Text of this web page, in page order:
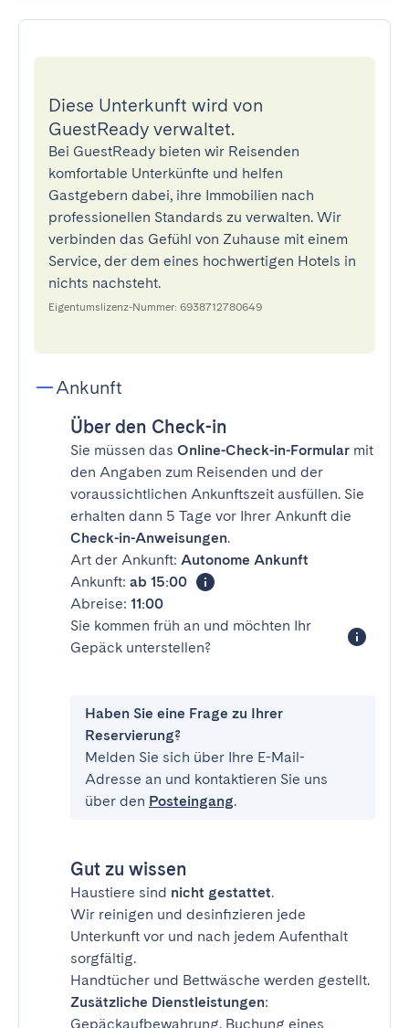
Diese Unterkunft wird von
GuestReady verwaltet.
Bei GuestReady bieten wir Reisenden
komfortable Unterkünfte und helfen
Gastgebern dabei, ihre Immobilien nach
professionellen Standards zu verwalten. Wir
verbinden das Gefühl von Zuhause mit einem
Service, der dem eines hochwertigen Hotels in
nichts nachsteht.
Eigentumslizenz-Nummer: 6938712780649
Ankunft
Über den Check-in
Sie müssen das Online-Check-in-Formular mit
den Angaben zum Reisenden und der
voraussichtlichen Ankunftszeit ausfüllen. Sie
erhalten dann 5 Tage vor Ihrer Ankunft die
Check-in-Anweisungen.
Art der Ankunft: Autonome Ankunft
Ankunft: ab 15:00
Abreise: 11:00
Sie kommen früh an und möchten Ihr
Gepäck unterstellen?
Haben Sie eine Frage zu Ihrer
Reservierung?
Melden Sie sich über Ihre E-Mail-
Adresse an und kontaktieren Sie uns
über den Posteingang.
Gut zu wissen
Haustiere sind nicht gestattet.
Wir reinigen und desinfizieren jede
Unterkunft vor und nach jedem Aufenthalt
sorgfältig.
Handtücher und Bettwäsche werden gestellt.
Zusätzliche Dienstleistungen:
Gepäckaufbewahrung, Buchung eines